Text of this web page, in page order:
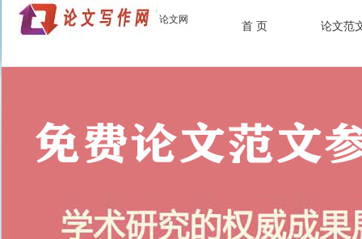
论文网
首 页 论文范